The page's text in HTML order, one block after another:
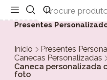
Presentes
Início
Presentes
Canecas Personalizadas
Caneca personalizada
foto